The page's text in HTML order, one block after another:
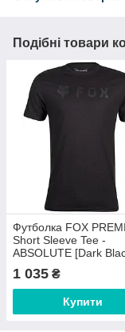
Подібні товари
Футболка FOX
Short Sleeve Tee -
ABSOLUTE [Dark
1 035 ₴
Купити